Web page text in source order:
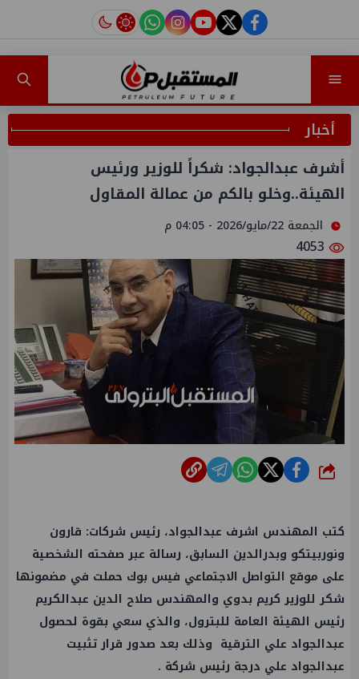
facebook
twitter
youtube
instagram
tiktok
أخبار
أشرف عبدالجواد: شكراً للوزير ورئيس
الهيئة..وخلو بالكم من عمالة المقاول
الجمعة 22/مايو/2026 - 04:05 م
شارك
كتب المهندس اشرف عبدالجواد، رئيس شركات: قارون
ونوربيتكو وبدرالدين السابق، رسالة عبر صفحته الشخصية
على موقع التواصل الاجتماعي فيس بوك حملت في مضمونها
شكر للوزير كريم بدوي والمهندس صلاح الدين عبدالكريم
رئيس الهيئة العامة للبترول، والذي سعي بقوة لحصول
عبدالجواد علي الترقية وذلك بعد صدور قرار تثبيت
عبدالجواد علي درجة رئيس شركة .